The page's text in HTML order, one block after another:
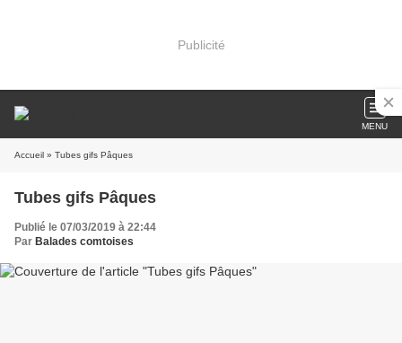
Publicité
MENU
Accueil » Tubes gifs Pâques
Tubes gifs Pâques
Publié le 07/03/2019 à 22:44
Par Balades comtoises